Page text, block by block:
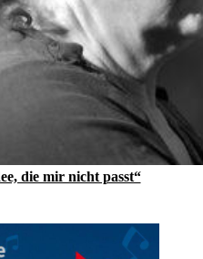
die mir nicht passt“